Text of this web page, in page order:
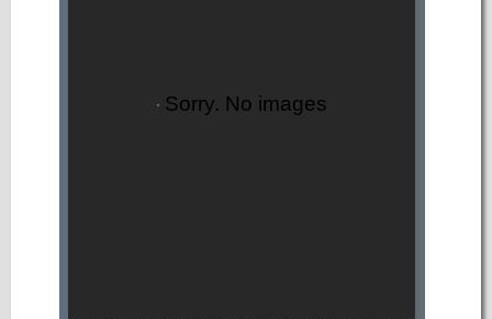
Sorry. No images